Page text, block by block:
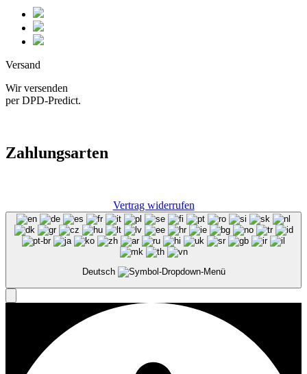
Versand
Wir versenden
per DPD-Predict.
Zahlungsarten
Vertrag widerrufen
Deutsch